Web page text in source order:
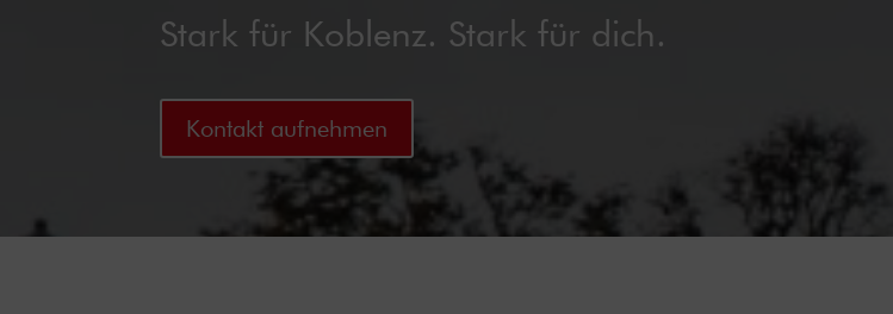
Stark für Koblenz. Stark für dich.
Kontakt aufnehmen